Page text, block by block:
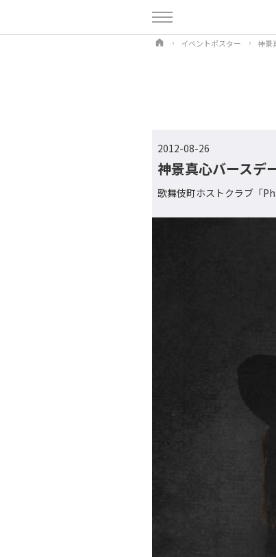
イベントポスター 神景
2012-08-26
神景真心バースデ
歌舞伎町ホストクラブ「